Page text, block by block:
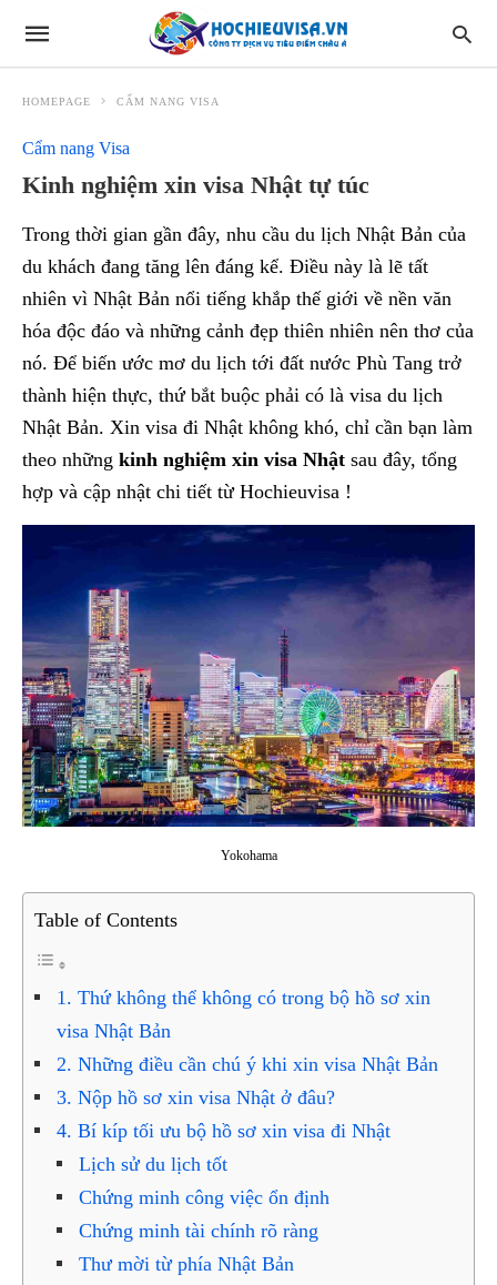
HOMEPAGE CẨM NANG VISA
Cẩm nang Visa
Kinh nghiệm xin visa Nhật tự túc
Trong thời gian gần đây, nhu cầu du lịch Nhật Bản của
du khách đang tăng lên đáng kể. Điều này là lẽ tất
nhiên vì Nhật Bản nổi tiếng khắp thế giới về nền văn
hóa độc đáo và những cảnh đẹp thiên nhiên nên thơ của
nó. Để biến ước mơ du lịch tới đất nước Phù Tang trở
thành hiện thực, thứ bắt buộc phải có là visa du lịch
Nhật Bản. Xin visa đi Nhật không khó, chỉ cần bạn làm
theo những kinh nghiệm xin visa Nhật sau đây, tổng
hợp và cập nhật chi tiết từ Hochieuvisa !
Yokohama
Table of Contents
1. Thứ không thể không có trong bộ hồ sơ xin
visa Nhật Bản
2. Những điều cần chú ý khi xin visa Nhật Bản
3. Nộp hồ sơ xin visa Nhật ở đâu?
4. Bí kíp tối ưu bộ hồ sơ xin visa đi Nhật
Lịch sử du lịch tốt
Chứng minh công việc ổn định
Chứng minh tài chính rõ ràng
Thư mời từ phía Nhật Bản